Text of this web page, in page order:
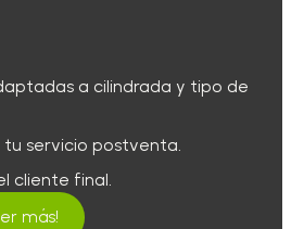
a cilindrada y tipo de
tu servicio postventa.
cliente final.
más!